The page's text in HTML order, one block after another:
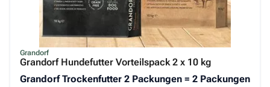
Grandorf
Grandorf Hundefutter Vorteilspack 2 x 10 kg
Grandorf Trockenfutter 2 Packungen = 2 Packungen